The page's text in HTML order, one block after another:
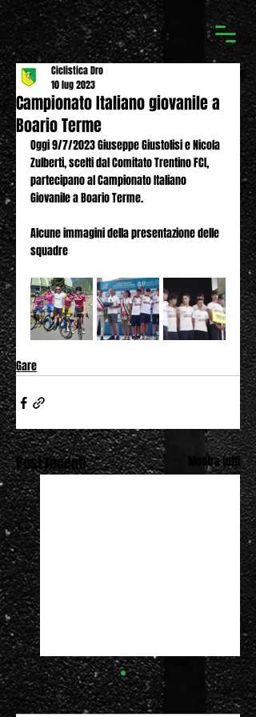
Campionato Italiano giovanile a
Boario Terme
Ciclistica Dro
10 lug 2023
Oggi 9/7/2023 Giuseppe Giustolisi e Nicola
Zulberti, scelti dal Comitato Trentino FCI,
partecipano al Campionato Italiano
Giovanile a Boario Terme.
Alcune immagini della presentazione delle
squadre
Gare
Post recenti Mostra tutti